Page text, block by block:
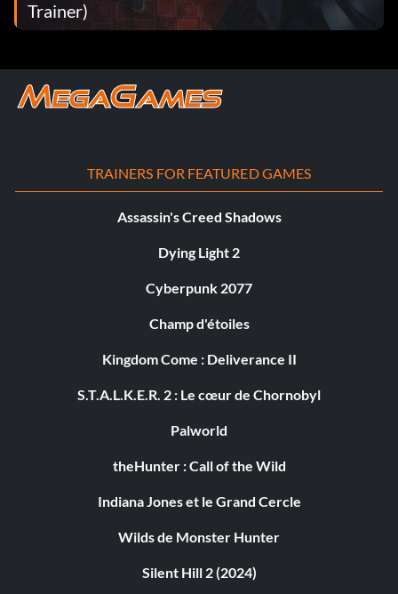
Trainer)
TRAINERS FOR FEATURED GAMES
Assassin's Creed Shadows
Dying Light 2
Cyberpunk 2077
Champ d'étoiles
Kingdom Come : Deliverance II
S.T.A.L.K.E.R. 2 : Le cœur de Chornobyl
Palworld
theHunter : Call of the Wild
Indiana Jones et le Grand Cercle
Wilds de Monster Hunter
Silent Hill 2 (2024)